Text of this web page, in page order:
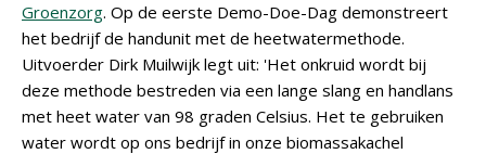
Groenzorg. Op de eerste Demo-Doe-Dag demonstreert
het bedrijf de handunit met de heetwatermethode.
Uitvoerder Dirk Muilwijk legt uit: 'Het onkruid wordt bij
deze methode bestreden via een lange slang en handlans
met heet water van 98 graden Celsius. Het te gebruiken
water wordt op ons bedrijf in onze biomassakachel